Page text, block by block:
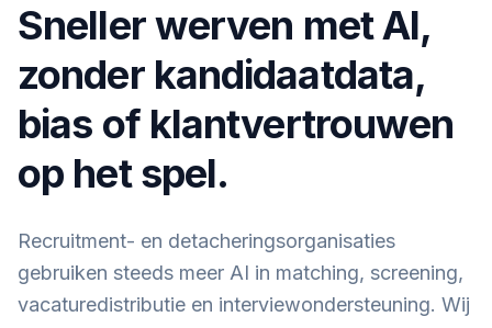
Sneller werven met AI,
zonder kandidaatdata,
bias of klantvertrouwen
op het spel.
Recruitment- en detacheringsorganisaties
gebruiken steeds meer AI in matching, screening,
vacaturedistributie en interviewondersteuning. Wij